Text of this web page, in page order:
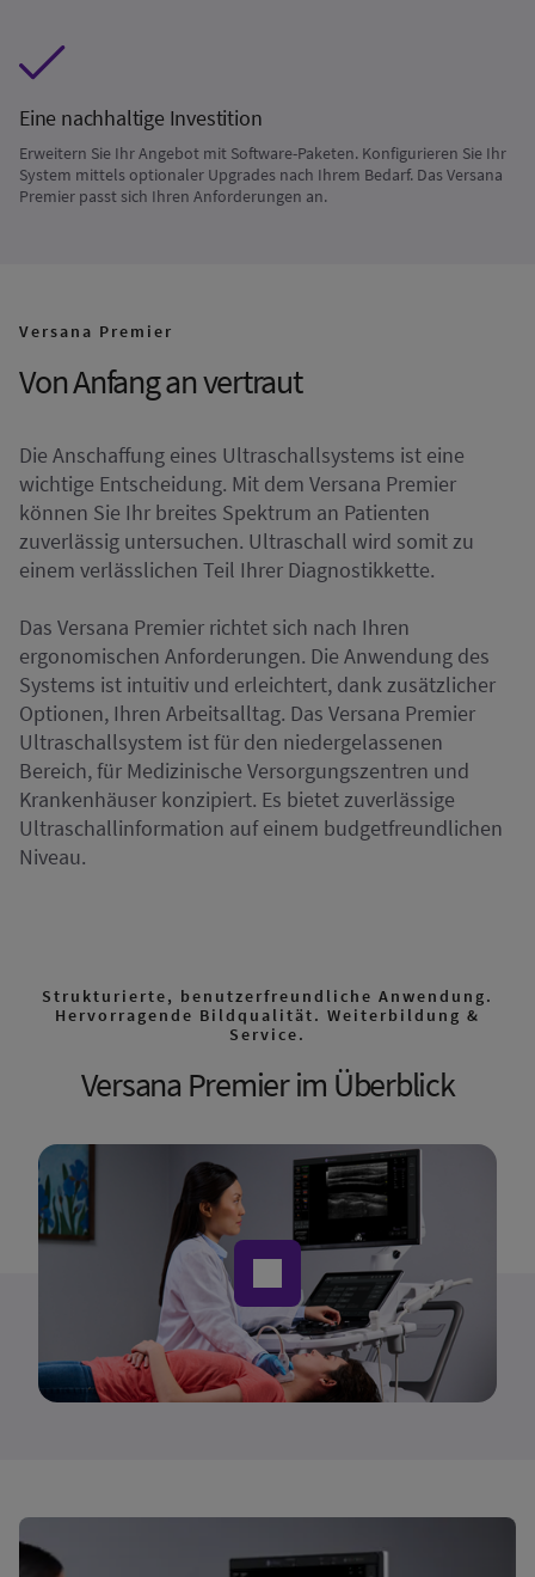
Eine nachhaltige Investition
Erweitern Sie Ihr Angebot mit Software-Paketen. Konfigurieren Sie Ihr
System mittels optionaler Upgrades nach Ihrem Bedarf. Das Versana
Premier passt sich Ihren Anforderungen an.
Versana Premier
Von Anfang an vertraut
Die Anschaffung eines Ultraschallsystems ist eine
wichtige Entscheidung. Mit dem Versana Premier
können Sie Ihr breites Spektrum an Patienten
zuverlässig untersuchen. Ultraschall wird somit zu
einem verlässlichen Teil Ihrer Diagnostikkette.
Das Versana Premier richtet sich nach Ihren
ergonomischen Anforderungen. Die Anwendung des
Systems ist intuitiv und erleichtert, dank zusätzlicher
Optionen, Ihren Arbeitsalltag. Das Versana Premier
Ultraschallsystem ist für den niedergelassenen
Bereich, für Medizinische Versorgungszentren und
Krankenhäuser konzipiert. Es bietet zuverlässige
Ultraschallinformation auf einem budgetfreundlichen
Niveau.
Strukturierte, benutzerfreundliche Anwendung.
Hervorragende Bildqualität. Weiterbildung &
Service.
Versana Premier im Überblick